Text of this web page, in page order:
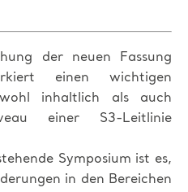
der neuen Fassung
einen wichtigen
inhaltlich als auch
einer S3-Leitlinie
Symposium ist es,
in den Bereichen